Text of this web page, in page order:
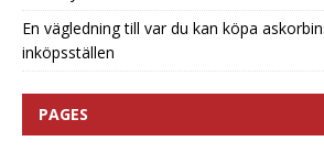
En vägledning till var du kan köpa
inköpsställen
PAGES